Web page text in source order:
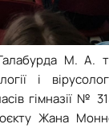
М. А.
і
гімназії №
Жана